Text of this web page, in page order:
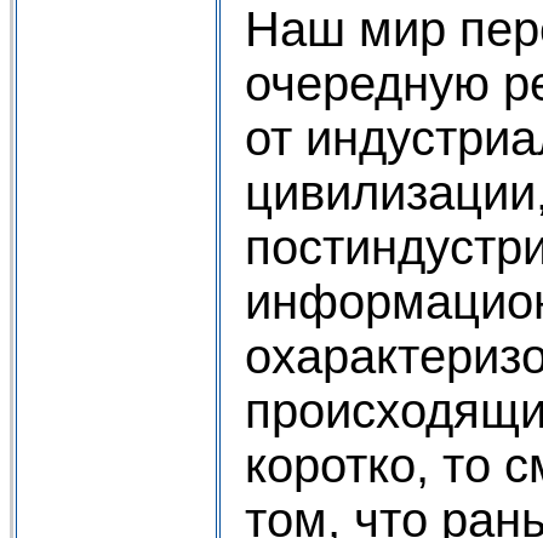
Наш мир
очередную
от
коротко, то
том, что